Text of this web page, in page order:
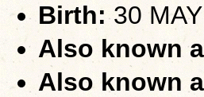
Birth:30
Also known
Also known